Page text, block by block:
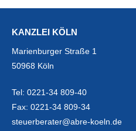
KANZLEI KÖLN
Marienburger Straße 1
50968 Köln
Tel: 0221-34 809-40
Fax: 0221-34 809-34
steuerberater@abre-koeln.de